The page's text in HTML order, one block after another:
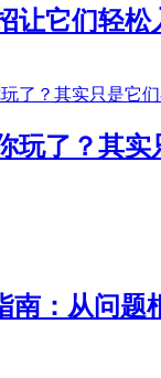
让它们轻松
玩了？其
南：从问题